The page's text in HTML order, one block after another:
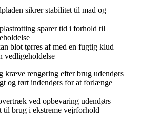
sikrer stabilitet til mad og
sparer tid i forhold til
blot tørres af med en fugtig klud
vedligeholdelse
kræve rengøring efter brug udendørs
og tørt indendørs for at forlænge
ved opbevaring udendørs
til brug i ekstreme vejrforhold